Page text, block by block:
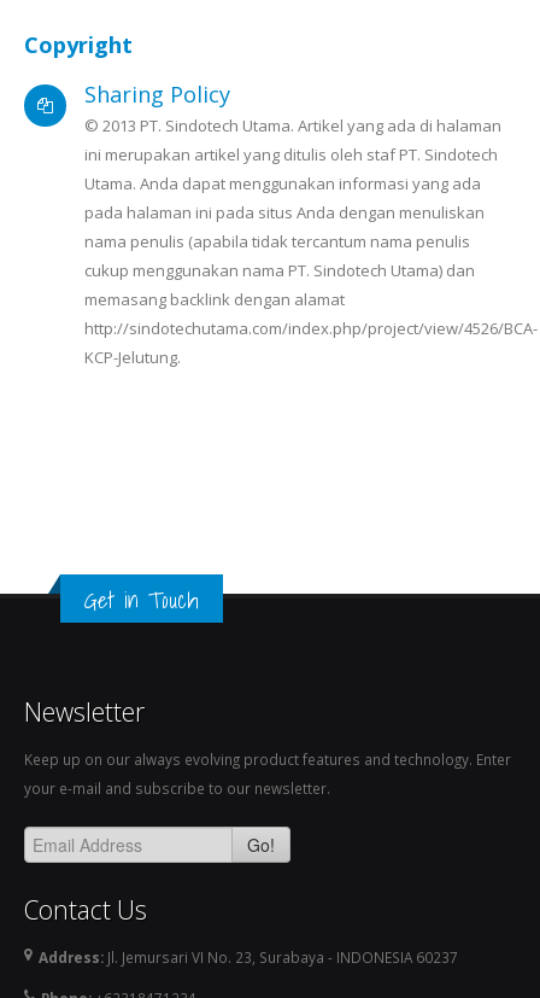
Copyright
Sharing Policy
© 2013 PT. Sindotech Utama. Artikel yang ada di halaman
ini merupakan artikel yang ditulis oleh staf PT. Sindotech
Utama. Anda dapat menggunakan informasi yang ada
pada halaman ini pada situs Anda dengan menuliskan
nama penulis (apabila tidak tercantum nama penulis
cukup menggunakan nama PT. Sindotech Utama) dan
memasang backlink dengan alamat
http://sindotechutama.com/index.php/project/view/4526/BCA-
KCP-Jelutung.
Get in Touch
Newsletter
Keep up on our always evolving product features and technology. Enter
your e-mail and subscribe to our newsletter.
Go!
Contact Us
Address: Jl. Jemursari VI No. 23, Surabaya - INDONESIA 60237